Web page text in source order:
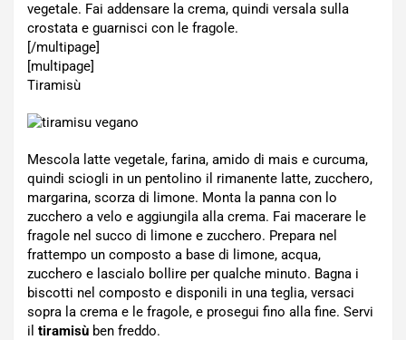
vegetale. Fai addensare la crema, quindi versala sulla
crostata e guarnisci con le fragole.
[/multipage]
[multipage]
Tiramisù
Mescola latte vegetale, farina, amido di mais e curcuma,
quindi sciogli in un pentolino il rimanente latte, zucchero,
margarina, scorza di limone. Monta la panna con lo
zucchero a velo e aggiungila alla crema. Fai macerare le
fragole nel succo di limone e zucchero. Prepara nel
frattempo un composto a base di limone, acqua,
zucchero e lascialo bollire per qualche minuto. Bagna i
biscotti nel composto e disponili in una teglia, versaci
sopra la crema e le fragole, e prosegui fino alla fine. Servi
il tiramisù ben freddo.